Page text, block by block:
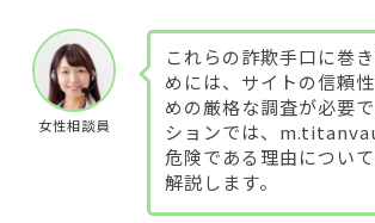
女性相談員
これらの詐欺手口に巻
めには、サイトの信頼
めの厳格な調査が必要
ションでは、
危険である理由につい
解説します。